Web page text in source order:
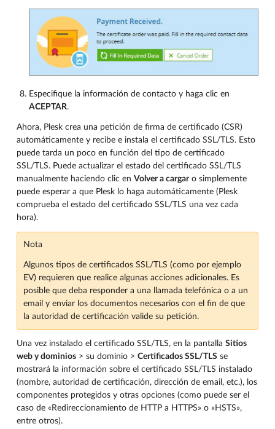
Especifique la información de contacto y haga clic en
ACEPTAR.
Ahora, Plesk crea una petición de firma de certificado (CSR)
automáticamente y recibe e instala el certificado SSL/TLS. Esto
puede tarda un poco en función del tipo de certificado
SSL/TLS. Puede actualizar el estado del certificado SSL/TLS
manualmente haciendo clic en Volver a cargaro simplemente
puede esperar a que Plesk lo haga automáticamente (Plesk
comprueba el estado del certificado SSL/TLS una vez cada
hora).
Nota
Algunos tipos de certificados SSL/TLS (como por ejemplo
EV) requieren que realice algunas acciones adicionales. Es
posible que deba responder a una llamada telefónica o a un
email y enviar los documentos necesarios con el fin de que
la autoridad de certificación valide su petición.
Una vez instalado el certificado SSL/TLS, en la pantalla Sitios
web y dominios > su dominio > Certificados SSL/TLS se
mostrará la información sobre el certificado SSL/TLS instalado
(nombre, autoridad de certificación, dirección de email, etc.), los
componentes protegidos y otras opciones (como puede ser el
caso de «Redireccionamiento de HTTP a HTTPS» o «HSTS»,
entre otros).